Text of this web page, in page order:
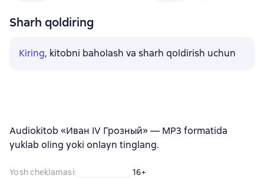
Sharh qoldiring
Kiring, kitobni baholash va sharh qoldirish uchun
Audiokitob «Иван IV Грозный» — MP3 formatida
yuklab oling yoki onlayn tinglang.
Yosh cheklamasi:
16+